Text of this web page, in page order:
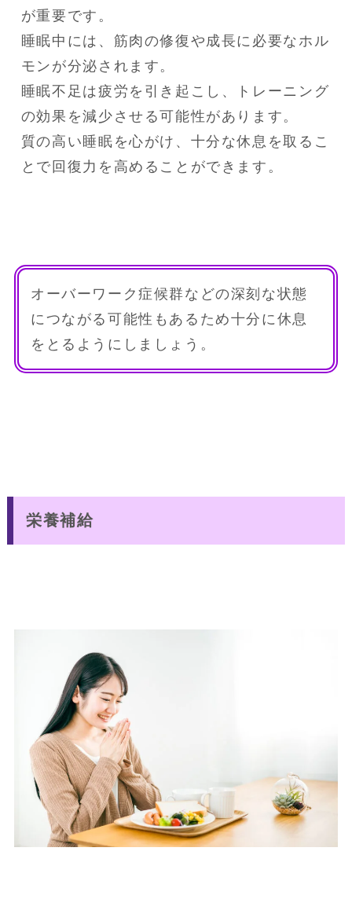
が重要です。
睡眠中には、筋肉の修復や成長に必要なホル
モンが分泌されます。
睡眠不足は疲労を引き起こし、トレーニング
の効果を減少させる可能性があります。
質の高い睡眠を心がけ、十分な休息を取るこ
とで回復力を高めることができます。
オーバーワーク症候群などの深刻な状態
につながる可能性もあるため十分に休息
をとるようにしましょう。
栄養補給